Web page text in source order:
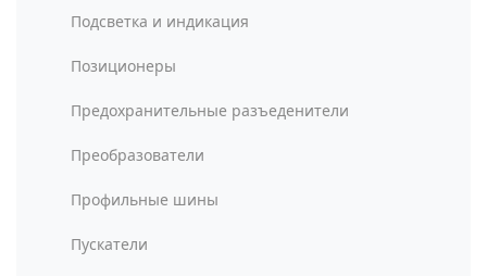
Подсветка и индикация
Позиционеры
Предохранительные разъеденители
Преобразователи
Профильные шины
Пускатели